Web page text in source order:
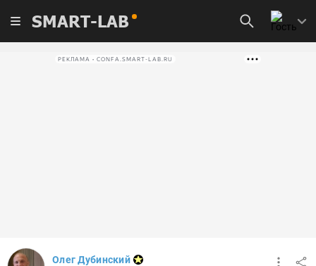
SMART-LAB
РЕКЛАМА • CONFA.SMART-LAB.RU
Олег Дубинский